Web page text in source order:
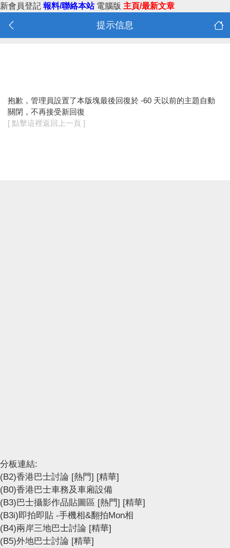
新會員登記 報料/聯絡本站 電腦版 主頁/最新文章
提示信息
抱歉，管理員設置了本版塊最後回復於 -60 天以前的主題自動
關閉，不再接受新回復
[ 點擊這裡返回上一頁 ]
分板連結:
(B2)香港巴士討論 [熱門] [精華]
(B0)香港巴士車務及車廂設備
(B3)巴士攝影作品貼圖區 [熱門] [精華]
(B3i)即拍即貼 -手機相&翻拍Mon相
(B4)兩岸三地巴士討論 [精華]
(B5)外地巴士討論 [精華]